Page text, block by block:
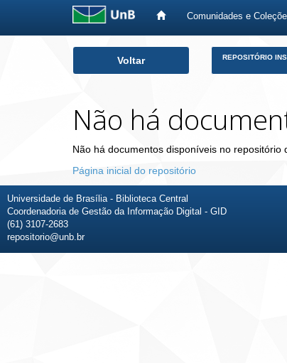
Comunidades e
Voltar REPOSITÓRIO
Não há
Não há documentos disponíveis no repositório
Página inicial do repositório
Universidade de Brasília - Biblioteca Central
Coordenadoria de Gestão da Informação Digital - GID
(61) 3107-2683
repositorio@unb.br